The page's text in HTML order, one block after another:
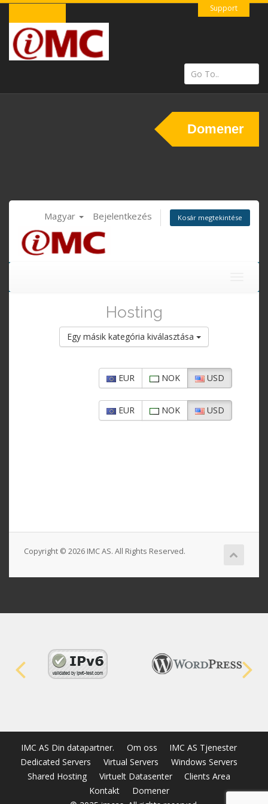
Support
Domener
Magyar Bejelentkezés Kosár megtekintése
Hosting
Egy másik kategória kiválasztása
EUR NOK USD
EUR NOK USD
Copyright © 2026 IMC AS. All Rights Reserved.
IMC AS Din datapartner. Om oss
IMC AS Tjenester
Dedicated Servers
Virtual Servers
Windows Servers
Shared Hosting
Virtuelt Datasenter
Clients Area
Kontakt
Domener